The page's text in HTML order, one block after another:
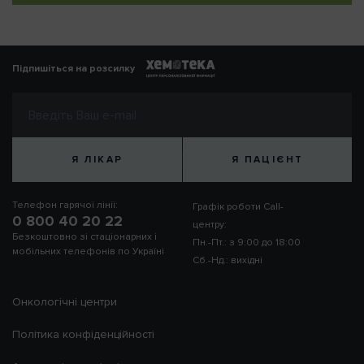
Підпишіться на розсилку
Я ЛІКАР Я ПАЦІЄНТ
Телефон гарячої лінії:
0 800 40 20 22
Безкоштовно зі стаціонарних і
мобільних телефонів по Україні
Графік роботи Call-
центру:
Пн.-Пт.: з 9:00 до 18:00
Сб.-Нд.: вихідні
Онкологічні центри
Політика конфіденційності